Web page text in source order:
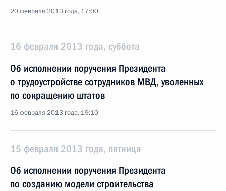
20 февраля 2013 года, 17:00
16 февраля 2013 года, суббота
Об исполнении поручения Президента
о трудоустройстве сотрудников МВД, уволенных
по сокращению штатов
16 февраля 2013 года, 19:10
15 февраля 2013 года, пятница
Об исполнении поручения Президента
по созданию модели строительства